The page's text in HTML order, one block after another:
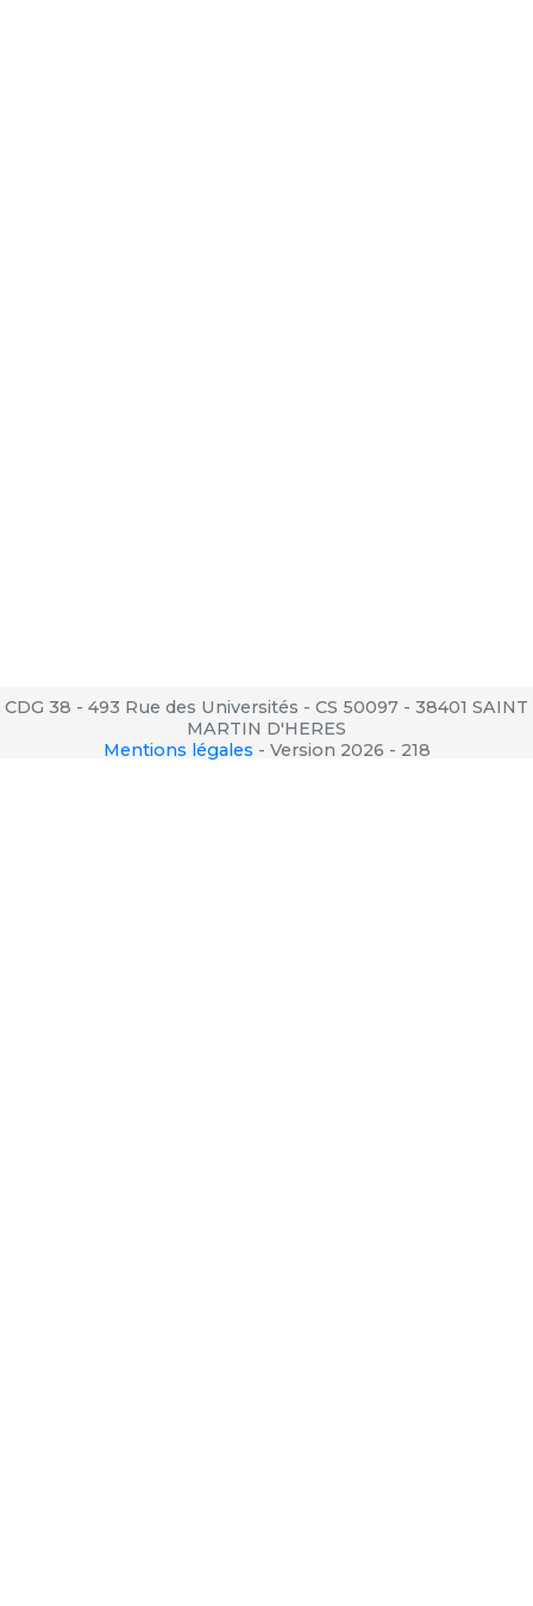
CDG 38 - 493 Rue des Universités - CS 50097 - 38401 SAINT
MARTIN D'HERES
Mentions légales - Version 2026 - 218